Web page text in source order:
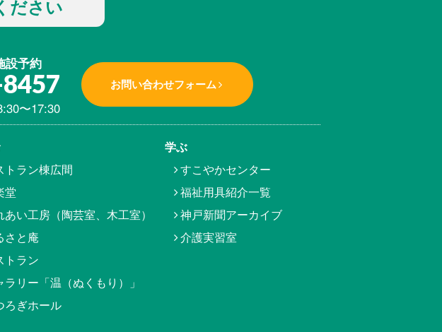
ださい
設予約
〜17:30
お問い合わせフォーム
トラン棟広間
堂
あい工房（陶芸室、木工室）
さと庵
トラン
ラリー「温（ぬくもり）」
ろぎホール
学ぶ
すこやかセンター
福祉用具紹介一覧
神戸新聞アーカイブ
介護実習室